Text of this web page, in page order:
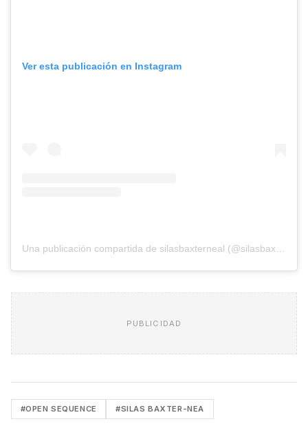
Ver esta publicación en Instagram
PUBLICIDAD
#OPEN SEQUENCE #SILAS BAXTER-NEA